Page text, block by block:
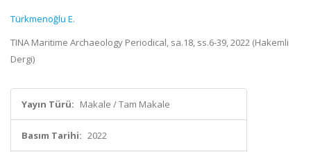
Türkmenoğlu E.
TINA Maritime Archaeology Periodical, sa.18, ss.6-39, 2022 (Hakemli
Dergi)
Yayın Türü: Makale / Tam Makale
Basım Tarihi: 2022